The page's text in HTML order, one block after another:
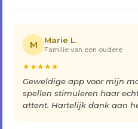
M Marie L.
Familie van een oudere
★★★★★
Geweldige app voor mijn
spellen stimuleren haar
attent. Hartelijk dank aan